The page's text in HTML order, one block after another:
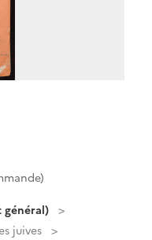
général)
juives